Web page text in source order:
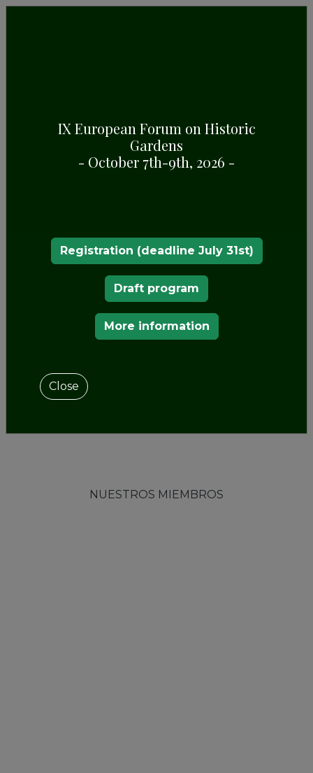
NUESTROS MIEMBROS
IX European Forum on Historic
Gardens
- October 7th-9th, 2026 -
Registration (deadline July 31st)
Draft program
More information
Close